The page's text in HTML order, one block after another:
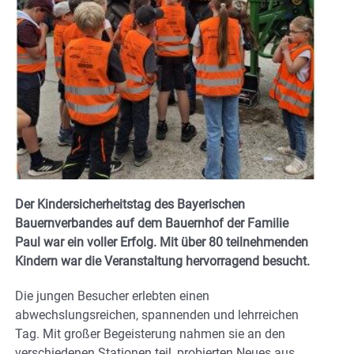
Der Kindersicherheitstag des Bayerischen
Bauernverbandes auf dem Bauernhof der Familie
Paul war ein voller Erfolg. Mit über 80 teilnehmenden
Kindern war die Veranstaltung hervorragend besucht.
Die jungen Besucher erlebten einen
abwechslungsreichen, spannenden und lehrreichen
Tag. Mit großer Begeisterung nahmen sie an den